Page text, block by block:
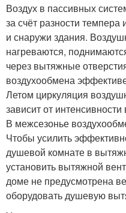
Воздух в пассивных
за счёт разности
и снаружи здания.
нагреваются,
через вытяжные
воздухообмена
Летом циркуляция
зависит от
В межсезонье
Чтобы усилить
душевой комнате в
установить вытяжной
доме не предусмотрена
оборудовать душевую